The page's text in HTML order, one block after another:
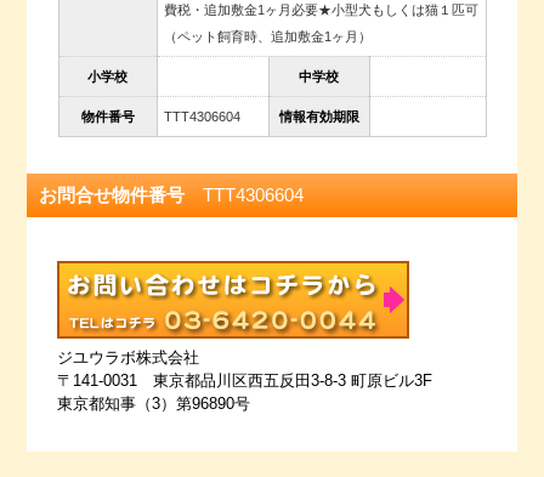
費税・追加敷金1ヶ月必要★小型犬もしくは猫１匹可
（ペット飼育時、追加敷金1ヶ月）
小学校 中学校
物件番号 TTT4306604 情報有効期限
お問合せ物件番号TTT4306604
ジユウラボ株式会社
〒141-0031 東京都品川区西五反田3-8-3 町原ビル3F
東京都知事（3）第96890号